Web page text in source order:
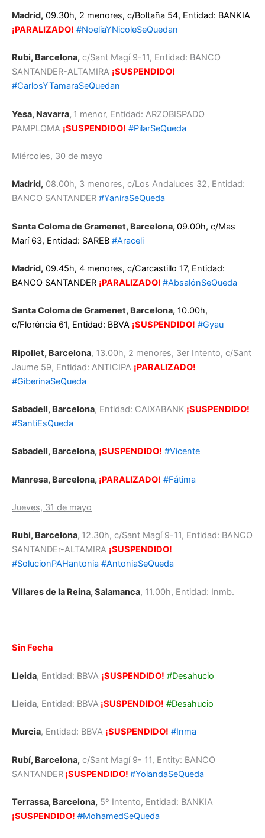
Madrid, 09.30h, 2 menores, c/Boltaña 54, Entidad: BANKIA
¡PARALIZADO! #NoeliaYNicoleSeQuedan
Rubi, Barcelona, c/Sant Magí 9-11, Entidad: BANCO
SANTANDER-ALTAMIRA ¡SUSPENDIDO!
#CarlosYTamaraSeQuedan
Yesa, Navarra, 1 menor, Entidad: ARZOBISPADO
PAMPLOMA ¡SUSPENDIDO! #PilarSeQueda
Miércoles, 30 de mayo
Madrid, 08.00h, 3 menores, c/Los Andaluces 32, Entidad:
BANCO SANTANDER #YaniraSeQueda
Santa Coloma de Gramenet, Barcelona, 09.00h, c/Mas
Marí 63, Entidad: SAREB #Araceli
Madrid, 09.45h, 4 menores, c/Carcastillo 17, Entidad:
BANCO SANTANDER ¡PARALIZADO! #AbsalónSeQueda
Santa Coloma de Gramenet, Barcelona, 10.00h,
c/Floréncia 61, Entidad: BBVA ¡SUSPENDIDO! #Gyau
Ripollet, Barcelona, 13.00h, 2 menores, 3er Intento, c/Sant
Jaume 59, Entidad: ANTICIPA ¡PARALIZADO!
#GiberinaSeQueda
Sabadell, Barcelona, Entidad: CAIXABANK ¡SUSPENDIDO!
#SantiEsQueda
Sabadell, Barcelona, ¡SUSPENDIDO! #Vicente
Manresa, Barcelona, ¡PARALIZADO! #Fátima
Jueves, 31 de mayo
Rubi, Barcelona, 12.30h, c/Sant Magí 9-11, Entidad: BANCO
SANTANDEr-ALTAMIRA ¡SUSPENDIDO!
#SolucionPAHantonia #AntoniaSeQueda
Villares de la Reina, Salamanca, 11.00h, Entidad: Inmb.
Sin Fecha
Lleida, Entidad: BBVA ¡SUSPENDIDO! #Desahucio
Lleida, Entidad: BBVA ¡SUSPENDIDO! #Desahucio
Murcia, Entidad: BBVA ¡SUSPENDIDO! #Inma
Rubí, Barcelona, c/Sant Magí 9- 11, Entity: BANCO
SANTANDER ¡SUSPENDIDO! #YolandaSeQueda
Terrassa, Barcelona, 5º Intento, Entidad: BANKIA
¡SUSPENDIDO! #MohamedSeQueda